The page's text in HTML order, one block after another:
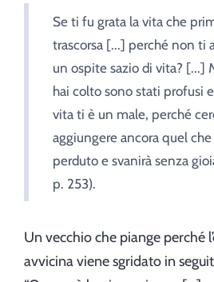
Se ti fu grata la vita che
trascorsa [...] perché non ti
un ospite sazio di vita? [...]
hai colto sono stati profusi
vita ti è un male, perché
aggiungere ancora quel
perduto e svanirà senza
p. 253).
Un vecchio che piange perché
avvicina viene sgridato in